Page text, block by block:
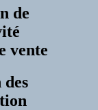
de
vente
des